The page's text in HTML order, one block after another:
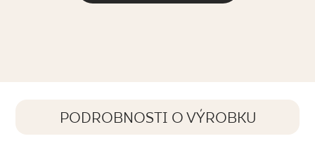
PODROBNOSTI O VÝROBKU